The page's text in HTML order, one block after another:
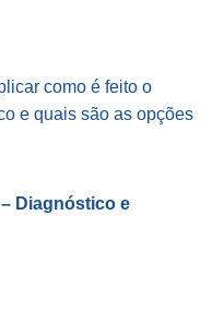
como é feito o
e quais são as opções
Diagnóstico e